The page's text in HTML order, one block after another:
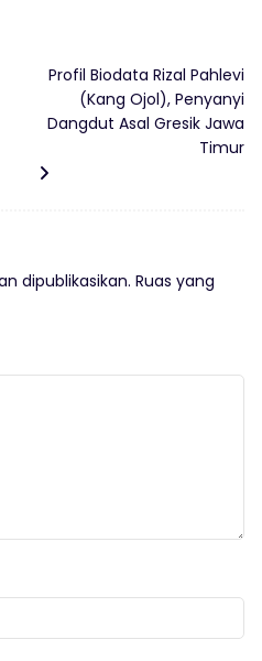
Profil Biodata Rizal Pahlevi
(Kang Ojol), Penyanyi
Dangdut Asal Gresik Jawa
Timur
dipublikasikan. Ruas yang